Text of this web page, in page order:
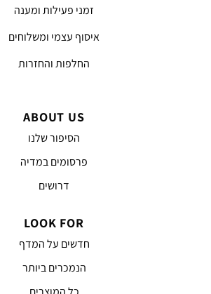
זמני פעילות ומענה
איסוף עצמי ומשלוחים
החלפות והחזרות
ABOUT US
הסיפור שלנו
פרסומים במדיה
דרושים
LOOK FOR
חדשים על המדף
הנמכרים ביותר